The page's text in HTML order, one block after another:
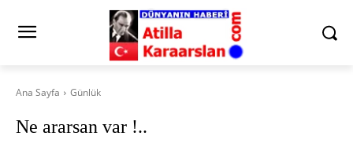
Ana Sayfa Günlük
Ne ararsan var !..